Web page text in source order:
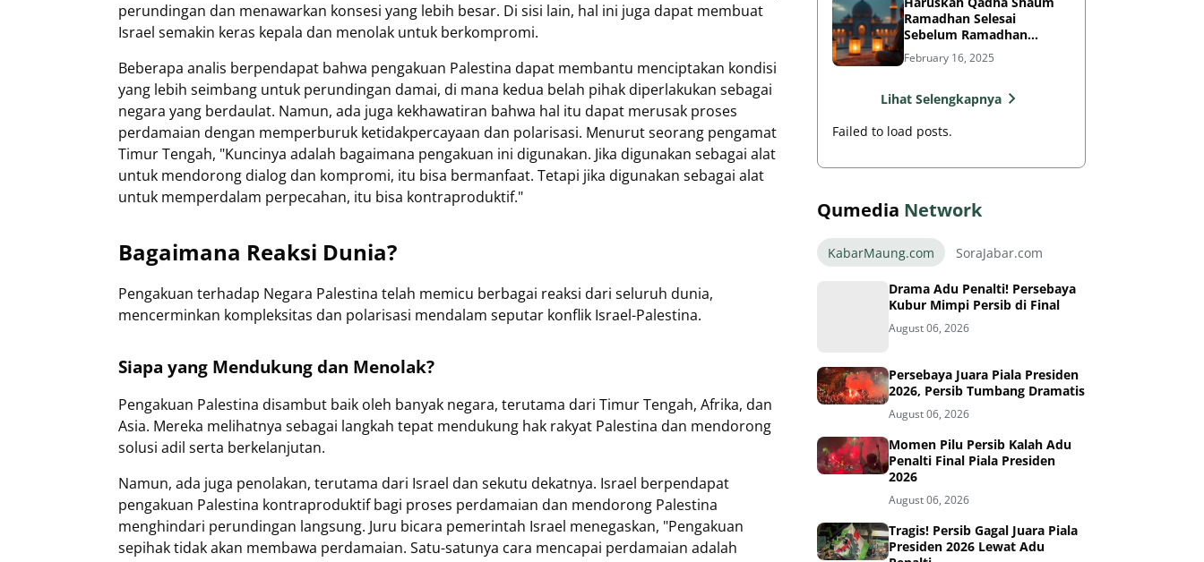
perundingan dan menawarkan konsesi yang lebih besar. Di sisi lain, hal ini juga dapat membuat
Israel semakin keras kepala dan menolak untuk berkompromi.
Beberapa analis berpendapat bahwa pengakuan Palestina dapat membantu menciptakan kondisi
yang lebih seimbang untuk perundingan damai, di mana kedua belah pihak diperlakukan sebagai
negara yang berdaulat. Namun, ada juga kekhawatiran bahwa hal itu dapat merusak proses
perdamaian dengan memperburuk ketidakpercayaan dan polarisasi. Menurut seorang pengamat
Timur Tengah, "Kuncinya adalah bagaimana pengakuan ini digunakan. Jika digunakan sebagai alat
untuk mendorong dialog dan kompromi, itu bisa bermanfaat. Tetapi jika digunakan sebagai alat
untuk memperdalam perpecahan, itu bisa kontraproduktif."
Bagaimana Reaksi Dunia?
Pengakuan terhadap Negara Palestina telah memicu berbagai reaksi dari seluruh dunia,
mencerminkan kompleksitas dan polarisasi mendalam seputar konflik Israel-Palestina.
Siapa yang Mendukung dan Menolak?
Pengakuan Palestina disambut baik oleh banyak negara, terutama dari Timur Tengah, Afrika, dan
Asia. Mereka melihatnya sebagai langkah tepat mendukung hak rakyat Palestina dan mendorong
solusi adil serta berkelanjutan.
Namun, ada juga penolakan, terutama dari Israel dan sekutu dekatnya. Israel berpendapat
pengakuan Palestina kontraproduktif bagi proses perdamaian dan mendorong Palestina
menghindari perundingan langsung. Juru bicara pemerintah Israel menegaskan, "Pengakuan
sepihak tidak akan membawa perdamaian. Satu-satunya cara mencapai perdamaian adalah
Ramadhan Selesai
Sebelum Ramadhan
Berikutnya?
February 16, 2025
Lihat Selengkapnya
Failed to load posts.
Qumedia Network
KabarMaung.com SoraJabar.com
Drama Adu Penalti! Persebaya
Kubur Mimpi Persib di Final
August 06, 2026
Persebaya Juara Piala Presiden
2026, Persib Tumbang Dramatis
August 06, 2026
Momen Pilu Persib Kalah Adu
Penalti Final Piala Presiden
2026
August 06, 2026
Tragis! Persib Gagal Juara Piala
Presiden 2026 Lewat Adu